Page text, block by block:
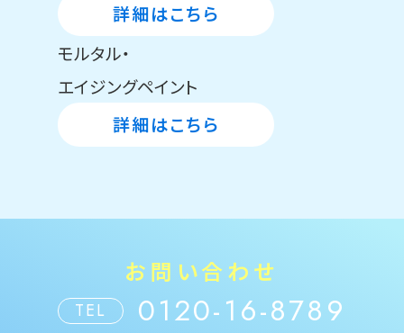
詳細はこちら
モルタル・
エイジングペイント
詳細はこちら
お問い合わせ
TEL 0120-16-8789